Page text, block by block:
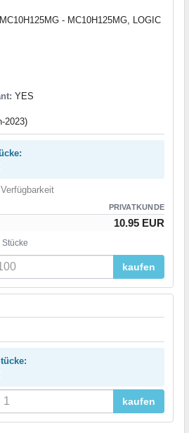
- MC10H125MG, LOGIC
YES
2023)
PRIVATKUNDE
10.95 EUR
kaufen
kaufen